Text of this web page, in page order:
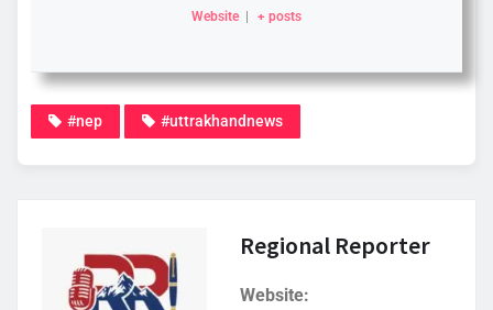
Website + posts
#nep #uttrakhandnews
Regional Reporter
Website: